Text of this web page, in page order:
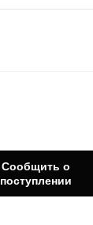
Сообщить о
поступлении